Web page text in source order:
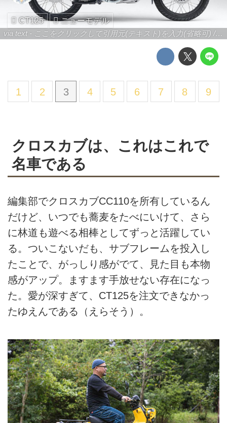
via text - ここをクリックして引用元(テキスト)を入力(省略可) / site.to.link.com - ここをクリックして引用元を入力(省略可)
CT125 ニューモデル
1 2 3 4 5 6 7 8 9
クロスカブは、これはこれで
名車である
編集部でクロスカブCC110を所有しているん
だけど、いつでも蕎麦をたべにいけて、さら
に林道も遊べる相棒としてずっと活躍してい
る。ついこないだも、サブフレームを投入し
たことで、がっしり感がでて、見た目も本物
感がアップ。ますます手放せない存在になっ
た。愛が深すぎて、CT125を注文できなかっ
たゆえんである（えらそう）。